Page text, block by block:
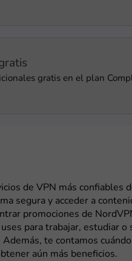
gratis en el plan
de VPN más confiables
segura y acceder a
promociones de
para trabajar, estudiar
te contamos
aún más beneficios.